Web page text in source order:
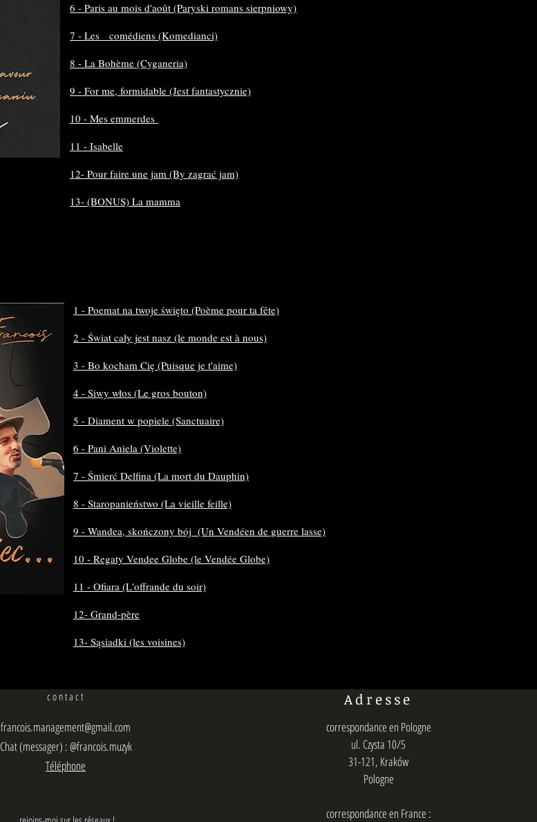
6 - Paris au mois d'août (Paryski romans sierpniowy)
7 - Les comédiens (Komedianci)
8 - La Bohème (Cyganeria)
9 - For me, formidable (Jest fantastycznie)
10 - Mes emmerdes
11 - Isabelle
12- Pour faire une jam (By zagrać jam)
13- (BONUS) La mamma
1 - Poemat na twoje święto (Poème pour ta fête)
2 - Świat cały jest nasz (le monde est à nous)
3 - Bo kocham Cię (Puisque je t'aime)
4 - Siwy włos (Le gros bouton)
5 - Diament w popiele (Sanctuaire)
6 - Pani Aniela (Violette)
7 - Śmierć Delfina (La mort du Dauphin)
8 - Staropanieństwo (La vieille feille)
9 - Wandea, skończony bój (Un Vendéen de guerre lasse)
10 - Regaty Vendee Globe (le Vendée Globe)
11 - Ofiara (L'offrande du soir)
12- Grand-père
13- Sąsiadki (les voisines)
contact
francois.management@gmail.com
Chat (messager) : @francois.muzyk
Téléphone
Adresse
correspondance en Pologne
ul. Czysta 10/5
31-121, Kraków
Pologne
correspondance en France :